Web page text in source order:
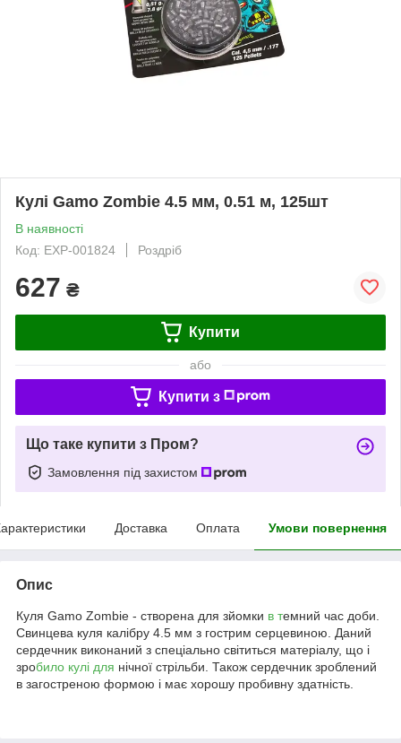
Кулі Gamo Zombie 4.5 мм, 0.51 м, 125шт
В наявності
Код: EXP-001824
Роздріб
627 ₴
Купити
або
Купити з
Що таке купити з Пром?
Замовлення під захистом
Доставка Оплата Умови повернення
Опис
Куля Gamo Zombie - створена для зйомки в темний час доби.
Свинцева куля калібру 4.5 мм з гострим серцевиною. Даний
сердечник виконаний з спеціально світиться матеріалу, що і
зробило кулі для нічної стрільби. Також сердечник зроблений
в загостреною формою і має хорошу пробивну здатність.